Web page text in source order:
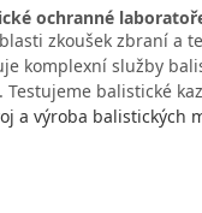
ochranné
zkoušek zbraní a
komplexní služby
balistické
a výroba balistických